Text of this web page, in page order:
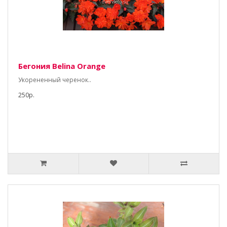
Бегония Belina Orange
Укорененный черенок..
250р.